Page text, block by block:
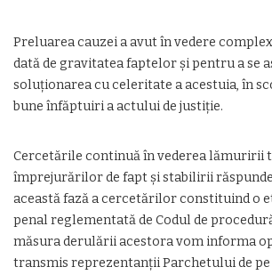
Preluarea cauzei a avut în vedere
dată de gravitatea faptelor și pentru a se
soluționarea cu celeritate a acestuia, în
bune înfăptuiri a actului de justiție.
Cercetările continuă în vederea lămuririi
împrejurărilor de fapt și stabilirii
această fază a cercetărilor constituind o
penal reglementată de Codul de
măsura derulării acestora vom informa
transmis reprezentanții Parchetului de